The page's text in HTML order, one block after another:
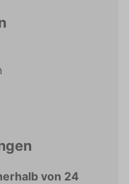
von 24